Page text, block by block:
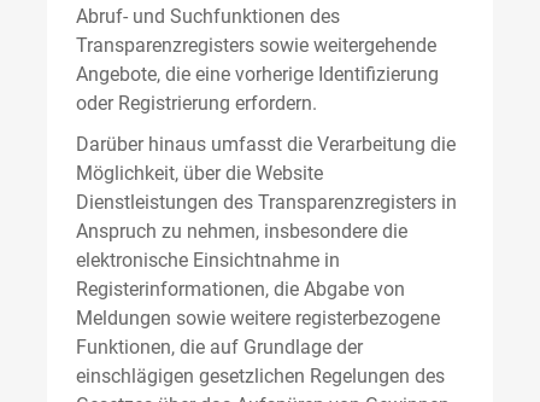
Abruf- und Suchfunktionen des
Transparenzregisters sowie weitergehende
Angebote, die eine vorherige Identifizierung
oder Registrierung erfordern.
Darüber hinaus umfasst die Verarbeitung die
Möglichkeit, über die Website
Dienstleistungen des Transparenzregisters in
Anspruch zu nehmen, insbesondere die
elektronische Einsichtnahme in
Registerinformationen, die Abgabe von
Meldungen sowie weitere registerbezogene
Funktionen, die auf Grundlage der
einschlägigen gesetzlichen Regelungen des